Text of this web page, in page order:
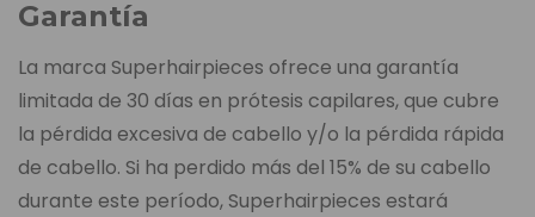
Garantía
La marca Superhairpieces ofrece una garantía
limitada de 30 días en prótesis capilares, que cubre
la pérdida excesiva de cabello y/o la pérdida rápida
de cabello. Si ha perdido más del 15% de su cabello
durante este período, Superhairpieces estará